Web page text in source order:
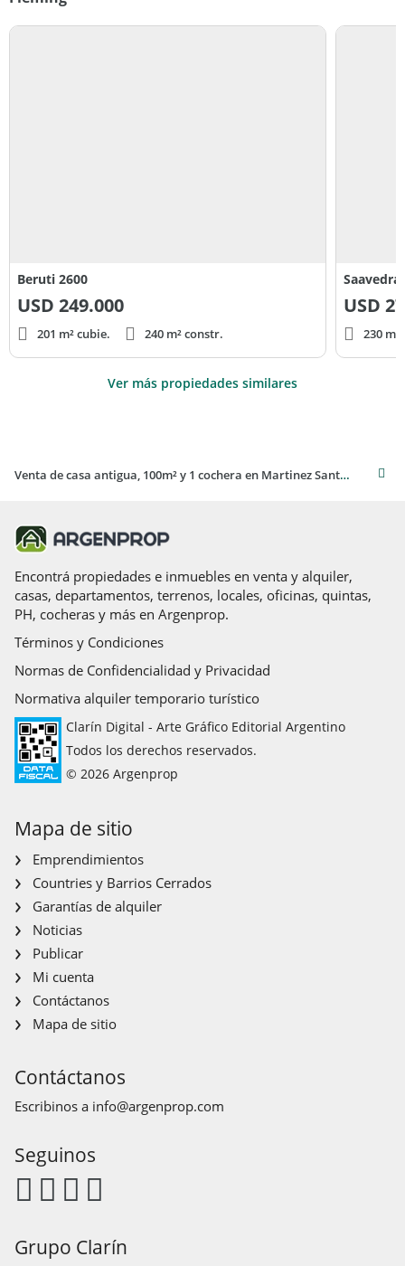
Beruti 2600
USD 249.000
201 m² cubie. 240 m² constr.
Saavedra
USD
230
Ver más propiedades similares
Venta de casa antigua, 100m² y 1 cochera en Martinez Santa Fe / Fleming
Encontrá propiedades e inmuebles en venta y alquiler,
casas, departamentos, terrenos, locales, oficinas, quintas,
PH, cocheras y más en Argenprop.
Términos y Condiciones
Normas de Confidencialidad y Privacidad
Normativa alquiler temporario turístico
Clarín Digital - Arte Gráfico Editorial Argentino
Todos los derechos reservados.
© 2026 Argenprop
Mapa de sitio
Emprendimientos
Countries y Barrios Cerrados
Garantías de alquiler
Noticias
Publicar
Mi cuenta
Contáctanos
Mapa de sitio
Contáctanos
Escribinos a info@argenprop.com
Seguinos
Grupo Clarín